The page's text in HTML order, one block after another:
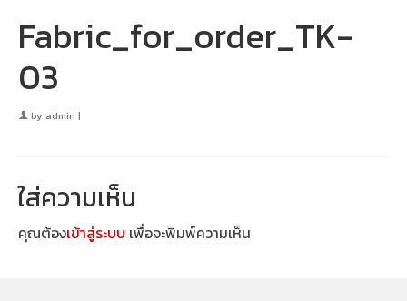
Fabric_for_order_TK-
03
by admin |
ใส่ความเห็น
คุณต้องเข้าสู่ระบบ เพื่อจะพิมพ์ความเห็น